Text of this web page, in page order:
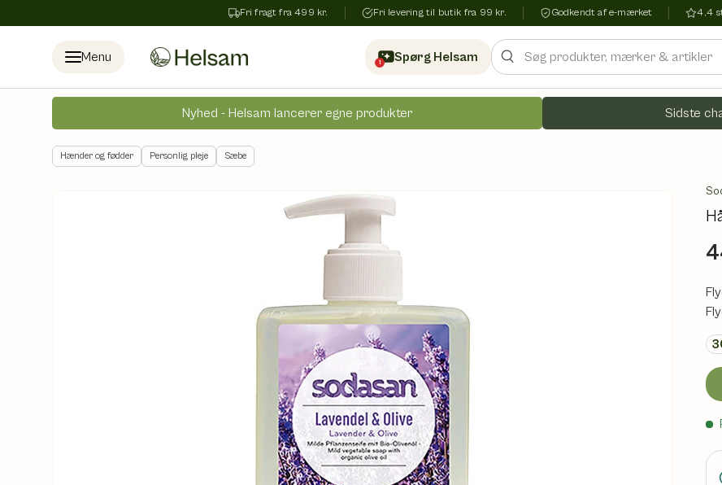
Spring til indhold
Fri fragt fra 499 kr. Fri levering til butik fra 99 kr. Godkendt af e-mærket 4,4
1 Spørg Helsam
Søg
Menu
Nyhed - Helsam lancerer egne produkter Sidste
Hænder og fødder Personlig pleje Sæbe